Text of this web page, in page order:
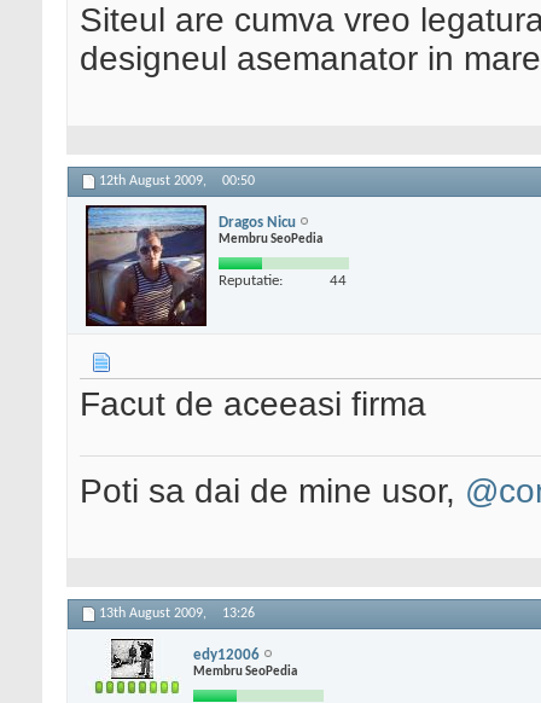
Siteul are cumva vreo
designeul asemanator in
12th August 2009, 00:50
Dragos Nicu
Membru SeoPedia
Reputatie: 44
Facut de aceeasi firma
Poti sa dai de mine usor,
13th August 2009, 13:26
edy12006
Membru SeoPedia